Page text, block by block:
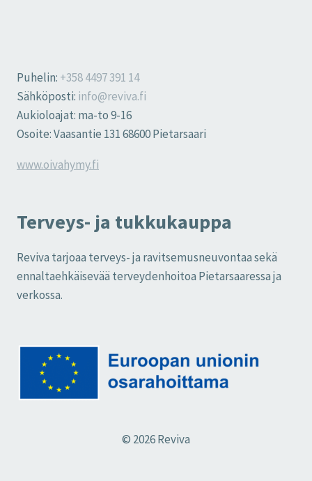
Puhelin: +358 4497 391 14
Sähköposti: info@reviva.fi
Aukioloajat: ma-to 9-16
Osoite: Vaasantie 131 68600 Pietarsaari
www.oivahymy.fi
Terveys- ja tukkukauppa
Reviva tarjoaa terveys- ja ravitsemusneuvontaa sekä
ennaltaehkäisevää terveydenhoitoa Pietarsaaressa ja
verkossa.
© 2026 Reviva